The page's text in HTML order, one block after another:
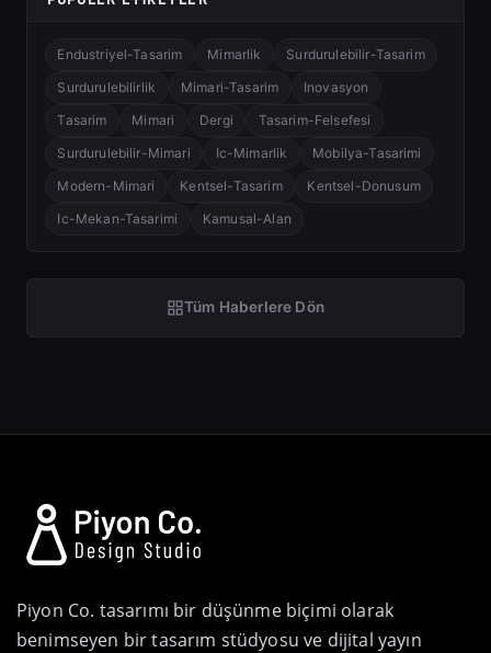
Endustriyel-Tasarim Mimarlik
Surdurulebilir-Tasarim
Surdurulebilirlik
Mimari-Tasarim
Inovasyon
Tasarim
Mimari Dergi
Tasarim-Felsefesi
Surdurulebilir-Mimari
Ic-Mimarlik
Mobilya-Tasarimi
Modern-Mimari
Kentsel-Tasarim
Kentsel-Donusum
Ic-Mekan-Tasarimi
Kamusal-Alan
Tüm Haberlere Dön
Piyon Co. tasarımı bir düşünme biçimi olarak
benimseyen bir tasarım stüdyosu ve dijital yayın